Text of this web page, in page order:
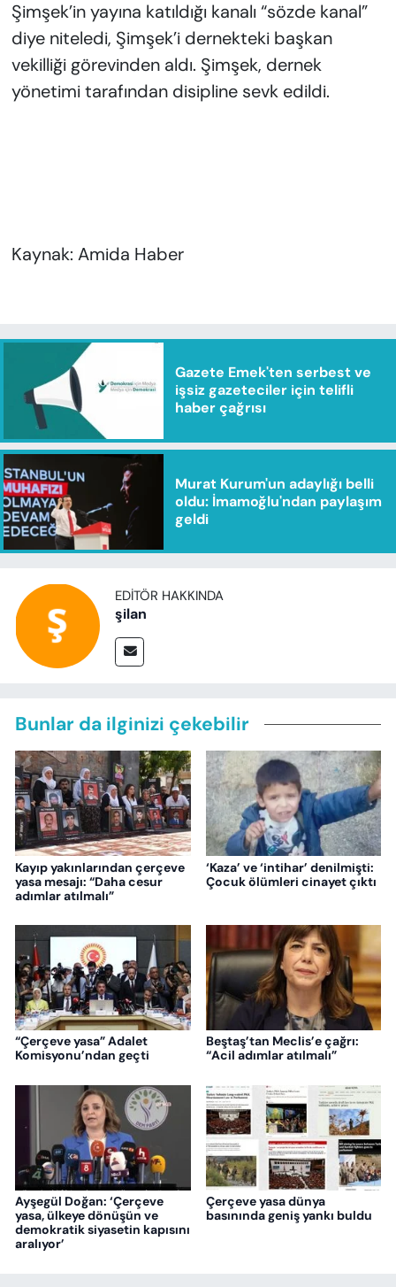
Şimşek’in yayına katıldığı kanalı “sözde kanal”
diye niteledi, Şimşek’i dernekteki başkan
vekilliği görevinden aldı. Şimşek, dernek
yönetimi tarafından disipline sevk edildi.
Kaynak: Amida Haber
Gazete Emek'ten serbest ve
işsiz gazeteciler için telifli
haber çağrısı
Murat Kurum'un adaylığı belli
oldu: İmamoğlu'ndan paylaşım
geldi
EDITÖR HAKKINDA
şilan
Bunlar da ilginizi çekebilir
Kayıp yakınlarından çerçeve
yasa mesajı: “Daha cesur
adımlar atılmalı”
‘Kaza’ ve ‘intihar’ denilmişti:
Çocuk ölümleri cinayet çıktı
“Çerçeve yasa” Adalet
Komisyonu’ndan geçti
Beştaş’tan Meclis’e çağrı:
“Acil adımlar atılmalı”
Ayşegül Doğan: ‘Çerçeve
yasa, ülkeye dönüşün ve
demokratik siyasetin kapısını
aralıyor’
Çerçeve yasa dünya
basınında geniş yankı buldu